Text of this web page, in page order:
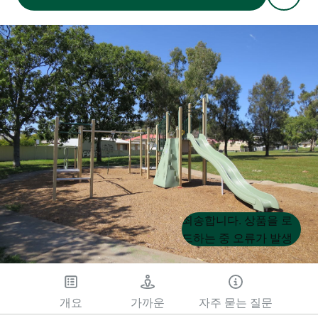
Product
List
Product
List
죄송합니다. 상품을 로
드하는 중 오류가 발생
했습니다. 나중에 다시
시도해 주세요.
개요 가까운 자주 묻는 질문